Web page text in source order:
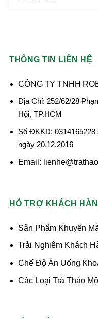
THÔNG TIN LIÊN HỆ
CÔNG TY TNHH
Địa Chỉ: 252/62/28
Hội, TP.HCM
Số ĐKKD:
ngày 20.12.2016
Email:
HỖ TRỢ KHÁCH
Sản Phẩm Khuyến
Trải Nghiệm Khách
Chế Độ Ăn Uống
Các Loại Trà Thảo